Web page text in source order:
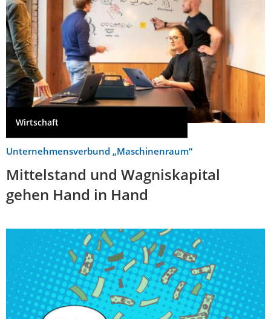
Wirtschaft
Unternehmensverbund „Maschinenraum“
Mittelstand und Wagniskapital
gehen Hand in Hand